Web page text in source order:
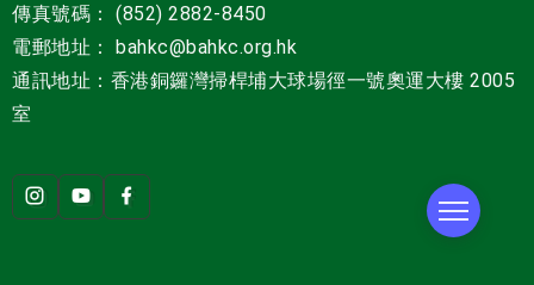
傳真號碼： (852) 2882-8450
電郵地址 ： bahkc@bahkc.org.hk
通訊地址：香港銅鑼灣掃桿埔大球場徑一號奧運大樓 2005
室